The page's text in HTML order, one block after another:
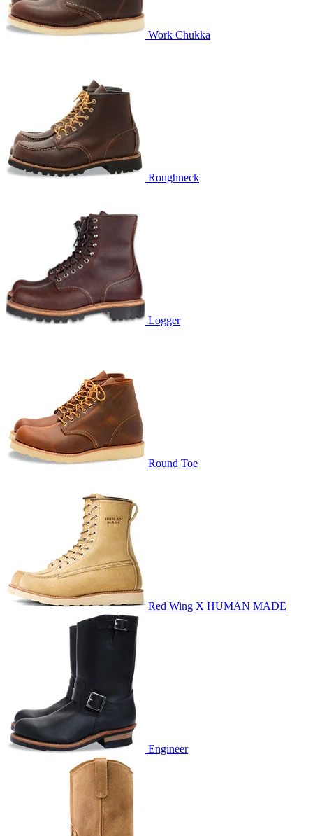
Work Chukka
Roughneck
Logger
Round Toe
Red Wing X HUMAN MADE
Engineer